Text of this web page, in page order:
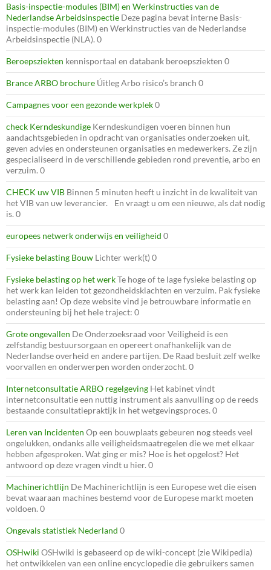
Basis-inspectie-modules (BIM) en Werkinstructies van de
Nederlandse Arbeidsinspectie Deze pagina bevat interne Basis-
inspectie-modules (BIM) en Werkinstructies van de Nederlandse
Arbeidsinspectie (NLA). 0
Beroepsziekten kennisportaal en databank beroepsziekten 0
Brance ARBO brochure Úitleg Arbo risico’s branch 0
Campagnes voor een gezonde werkplek0
check Kerndeskundige Kerndeskundigen voeren binnen hun
aandachtsgebieden in opdracht van organisaties onderzoeken uit,
geven advies en ondersteunen organisaties en medewerkers. Ze zijn
gespecialiseerd in de verschillende gebieden rond preventie, arbo en
verzuim. 0
CHECK uw VIB Binnen 5 minuten heeft u inzicht in de kwaliteit van
het VIB van uw leverancier. En vraagt u om een nieuwe, als dat nodig
is. 0
europees netwerk onderwijs en veiligheid 0
Fysieke belasting Bouw Lichter werk(t) 0
Fysieke belasting op het werkTe hoge of te lage fysieke belasting op
het werk kan leiden tot gezondheidsklachten en verzuim. Pak fysieke
belasting aan! Op deze website vind je betrouwbare informatie en
ondersteuning bij het hele traject: 0
Grote ongevallen De Onderzoeksraad voor Veiligheid is een
zelfstandig bestuursorgaan en opereert onafhankelijk van de
Nederlandse overheid en andere partijen. De Raad besluit zelf welke
voorvallen en onderwerpen worden onderzocht. 0
Internetconsultatie ARBO regelgeving Het kabinet vindt
internetconsultatie een nuttig instrument als aanvulling op de reeds
bestaande consultatiepraktijk in het wetgevingsproces. 0
Leren van Incidenten Op een bouwplaats gebeuren nog steeds veel
ongelukken, ondanks alle veiligheidsmaatregelen die we met elkaar
hebben afgesproken. Wat ging er mis? Hoe is het opgelost? Het
antwoord op deze vragen vindt u hier. 0
Machinerichtlijn De Machinerichtlijn is een Europese wet die eisen
bevat waaraan machines bestemd voor de Europese markt moeten
voldoen. 0
Ongevals statistiek Nederland 0
OSHwiki OSHwiki is gebaseerd op de wiki-concept (zie Wikipedia)
het ontwikkelen van een online encyclopedie die gebruikers samen